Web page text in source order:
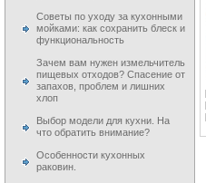
Советы по уходу за кухонными
мойками: как сохранить блеск и
функциональность
Зачем вам нужен измельчитель
пищевых отходов? Спасение от
запахов, проблем и лишних
хлоп
Выбор модели для кухни. На
что обратить внимание?
Особенности кухонных
раковин.